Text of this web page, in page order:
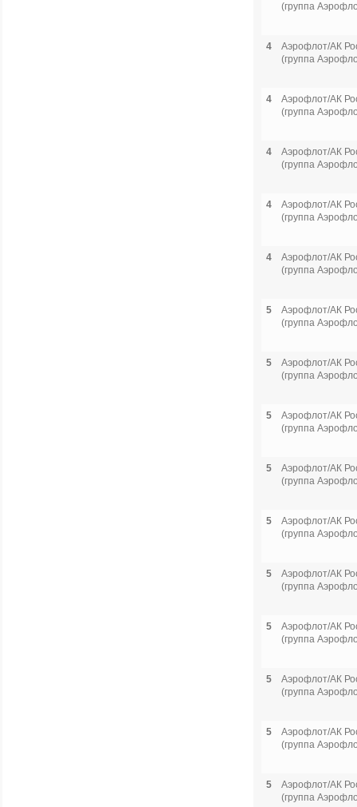
(группа
4
Аэрофлот/АК
(группа
4
Аэрофлот/АК
(группа
4
Аэрофлот/АК
(группа
4
Аэрофлот/АК
(группа
4
Аэрофлот/АК
(группа
5
Аэрофлот/АК
(группа
5
Аэрофлот/АК
(группа
5
Аэрофлот/АК
(группа
5
Аэрофлот/АК
(группа
5
Аэрофлот/АК
(группа
5
Аэрофлот/АК
(группа
5
Аэрофлот/АК
(группа
5
Аэрофлот/АК
(группа
5
Аэрофлот/АК
(группа
5
Аэрофлот/АК
(группа